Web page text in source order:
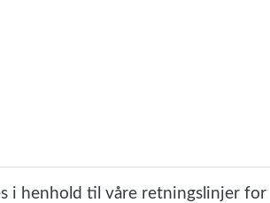
i henhold til våre retningslinjer for